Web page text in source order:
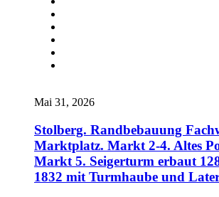
Mai 31, 2026
Stolberg. Randbebauung
Marktplatz. Markt 2-4. Altes
Markt 5. Seigerturm erbaut
1832 mit Turmhaube und